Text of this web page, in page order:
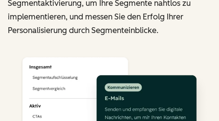
Segmentaktivierung, um Ihre Segmente nahtlos zu
implementieren, und messen Sie den Erfolg Ihrer
Personalisierung durch Segmenteinblicke.